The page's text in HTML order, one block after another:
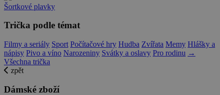
Šortkové plavky
Trička podle témat
Filmy a seriály Sport Počítačové hry Hudba Zvířata Memy Hlášky a
nápisy Pivo a víno Narozeniny Svátky a oslavy Pro rodinu →
Všechna trička
zpět
Dámské zboží